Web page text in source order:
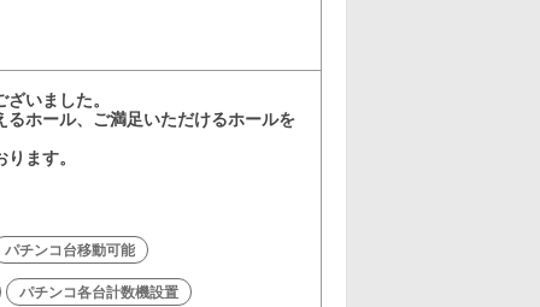
いました。
ホール、ご満足いただけるホールを
ます。
パチンコ台移動可能
パチンコ各台計数機設置